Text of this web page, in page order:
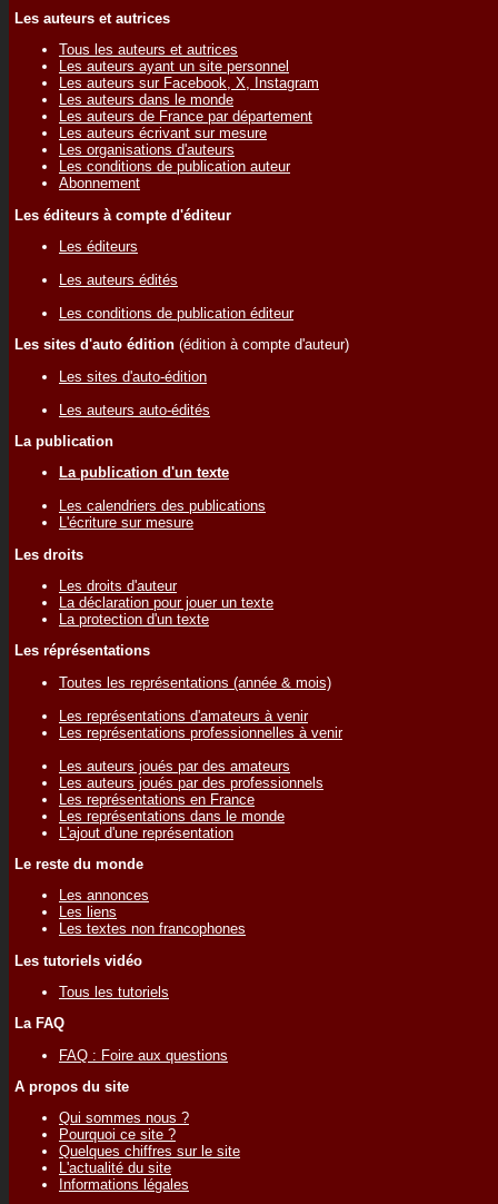
Les auteurs et autrices
Tous les auteurs et autrices
Les auteurs ayant un site personnel
Les auteurs sur Facebook, X, Instagram
Les auteurs dans le monde
Les auteurs de France par département
Les auteurs écrivant sur mesure
Les organisations d'auteurs
Les conditions de publication auteur
Abonnement
Les éditeurs à compte d'éditeur
Les éditeurs
Les auteurs édités
Les conditions de publication éditeur
Les sites d'auto édition (édition à compte d'auteur)
Les sites d'auto-édition
Les auteurs auto-édités
La publication
La publication d'un texte
Les calendriers des publications
L'écriture sur mesure
Les droits
Les droits d'auteur
La déclaration pour jouer un texte
La protection d'un texte
Les réprésentations
Toutes les représentations (année & mois)
Les représentations d'amateurs à venir
Les représentations professionnelles à venir
Les auteurs joués par des amateurs
Les auteurs joués par des professionnels
Les représentations en France
Les représentations dans le monde
L'ajout d'une représentation
Le reste du monde
Les annonces
Les liens
Les textes non francophones
Les tutoriels vidéo
Tous les tutoriels
La FAQ
FAQ : Foire aux questions
A propos du site
Qui sommes nous ?
Pourquoi ce site ?
Quelques chiffres sur le site
L'actualité du site
Informations légales